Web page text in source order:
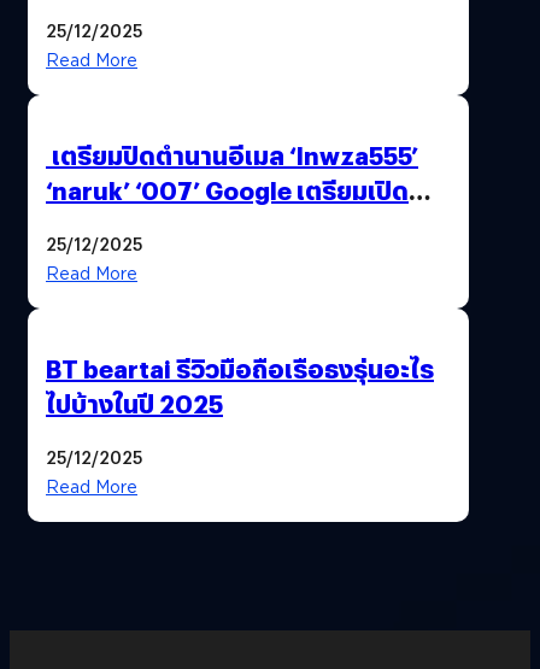
25/12/2025
Read More
เตรียมปิดตำนานอีเมล ‘lnwza555’
‘naruk’ ‘007’ Google เตรียมเปิด
25/12/2025
Read More
BT beartai รีวิวมือถือเรือธงรุ่นอะไร
ไปบ้างในปี 2025
25/12/2025
Read More